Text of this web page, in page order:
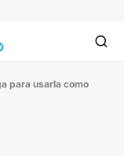
para usarla como